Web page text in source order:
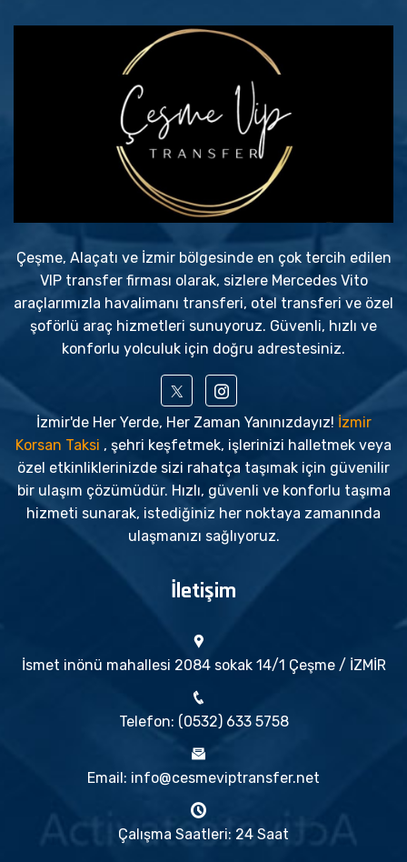
Çeşme, Alaçatı ve İzmir bölgesinde en çok tercih edilen
VIP transfer firması olarak, sizlere Mercedes Vito
araçlarımızla havalimanı transferi, otel transferi ve özel
şoförlü araç hizmetleri sunuyoruz. Güvenli, hızlı ve
konforlu yolculuk için doğru adrestesiniz.
İzmir'de Her Yerde, Her Zaman Yanınızdayız! İzmir
Korsan Taksi , şehri keşfetmek, işlerinizi halletmek veya
özel etkinliklerinizde sizi rahatça taşımak için güvenilir
bir ulaşım çözümüdür. Hızlı, güvenli ve konforlu taşıma
hizmeti sunarak, istediğiniz her noktaya zamanında
ulaşmanızı sağlıyoruz.
İletişim
İsmet inönü mahallesi 2084 sokak 14/1 Çeşme / İZMİR
Telefon: (0532) 633 5758
Email: info@cesmeviptransfer.net
Çalışma Saatleri: 24 Saat